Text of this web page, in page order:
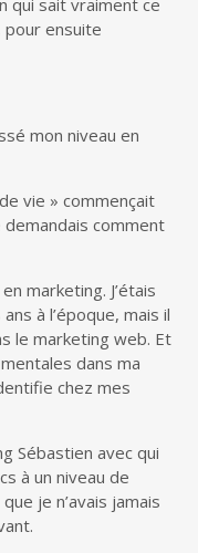
pour ensuite
mon niveau en
vie » commençait
comment
marketing. J’étais
à l’époque, mais il
le marketing web. Et
dans ma
chez mes
Sébastien avec qui
à un niveau de
je n’avais jamais